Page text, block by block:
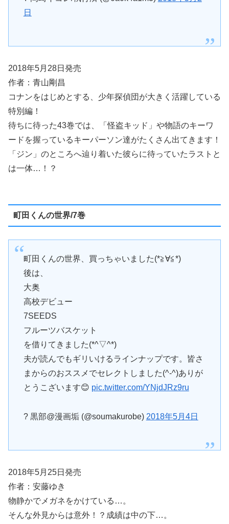
日
2018年5月28日発売
作者：青山剛昌
コナンをはじめとする、少年探偵団が大きく活躍している
特別編！
待ちに待った43巻では、「怪盗キッド」や物語のキーワ
ードを握っているキーパーソン達がたくさん出てきます！
「ジン」のところへ辿り着いた彼らに待っていたラストと
は一体…！？
町田くんの世界/7巻
町田くんの世界、買っちゃいました(*≧∀≦*)
後は、
大奥
高校デビュー
7SEEDS
フルーツバスケット
を借りてきました(*^▽^*)
夫が読んでもギリいけるラインナップです。皆さ
まからのおススメでセレクトしました(^-^)ありが
とうこざいます😊 pic.twitter.com/YNjdJRz9ru
? 黒部@漫画垢 (@soumakurobe) 2018年5月4日
2018年5月25日発売
作者：安藤ゆき
物静かでメガネをかけている…。
そんな外見からは意外！？成績は中の下…。